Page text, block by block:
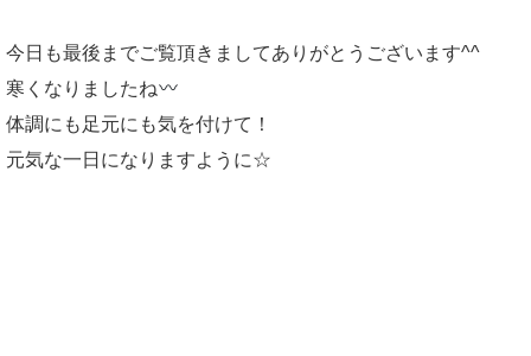
今日も最後までご覧頂きましてありがとうございます^^
寒くなりましたね
体調にも足元にも気を付けて！
元気な一日になりますように☆